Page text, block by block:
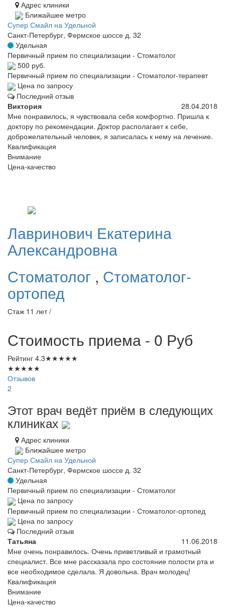
Адрес клиники
Ближайшее метро
Супер Смайл на Удельной
Санкт-Петербург, Фермское шоссе д. 32
Удельная
Первичный прием по специализации - Стоматолог
500 руб.
Первичный прием по специализации - Стоматолог-терапевт
Цена по запросу
Последний отзыв
Виктория
28.04.2018
Мне понравилось, я чувствовала себя комфортно. Пришла к
доктору по рекомендации. Доктор располагает к себе,
доброжелательный человек, я записалась к нему на лечение.
Квалификация
Внимание
Цена-качество
Лавринович Екатерина
Александровна
Стоматолог , Стоматолог-
ортопед
Стаж 11 лет /
Стоимость приема - 0 Руб
Рейтинг 4.3★★★★★
★★★★★
Отзывов
2
Этот врач ведёт приём в следующих
клиниках
Адрес клиники
Ближайшее метро
Супер Смайл на Удельной
Санкт-Петербург, Фермское шоссе д. 32
Удельная
Первичный прием по специализации - Стоматолог
Цена по запросу
Первичный прием по специализации - Стоматолог-ортопед
Цена по запросу
Последний отзыв
Татьяна
11.06.2018
Мне очень понравилось. Очень приветливый и грамотный
специалист. Все мне рассказала про состояние полости рта и
все необходимое сделала. Я довольна. Врач молодец!
Квалификация
Внимание
Цена-качество